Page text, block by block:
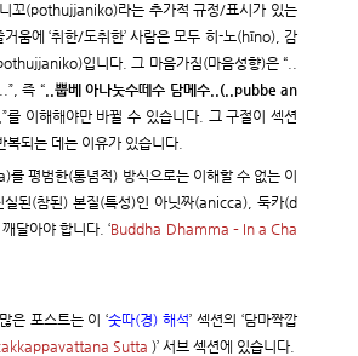
꼬(pothujjaniko)라는 추가적 규정/표시가 있는
움에 ‘취한/도취한’ 사람은 모두 히-노(hīno), 감
입니다. 그 마음가짐(마음성향)은 “..
즉 “..뿝베 아나눗수떼수 담메수..(..pubbe an
”를 이해해야만 바뀔 수 있습니다. 그 구절이 섹션
되는 데는 이유가 있습니다.
평범한(통념적) 방식으로는 이해할 수 없는 이
실된(참된) 본질(특성)인 아닛짜(anicca), 둑카(d
달아야 합니다. ‘Buddha Dhamma – In a Cha
은 포스트는 이 ‘숫따(경) 해석’ 섹션의 ‘담마짝깝
Sutta )’ 서브 섹션에 있습니다.